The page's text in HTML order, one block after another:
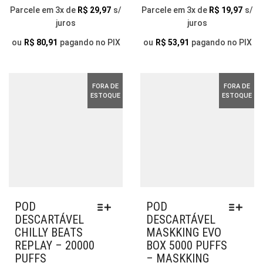
OPÇÕES
SER
DO
PRODUTO
PREÇO
ORIGINAL
ERA:
PREÇO
É:
Parcele em 3x de R$ 29,97 s/
juros
ou R$ 80,91 pagando no PIX
SER
DO
PREÇO
ORIGINAL
ERA:
É:
Parcele em 3x de R$ 19,97 s/
juros
ou R$ 53,91 pagando no PIX
FORA DE
ESTOQUE
POD
DESCARTÁVEL
CHILLY BEATS
REPLAY – 20000
PUFFS
FORA DE
ESTOQUE
POD
DESCARTÁVEL
MASKKING EVO
BOX 5000 PUFFS
– MASKKING